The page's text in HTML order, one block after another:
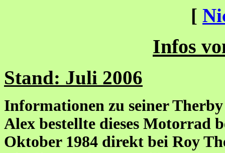
[
Infos
Stand: Juli 2006
Informationen zu seiner
Alex bestellte dieses
Oktober 1984 direkt bei Roy